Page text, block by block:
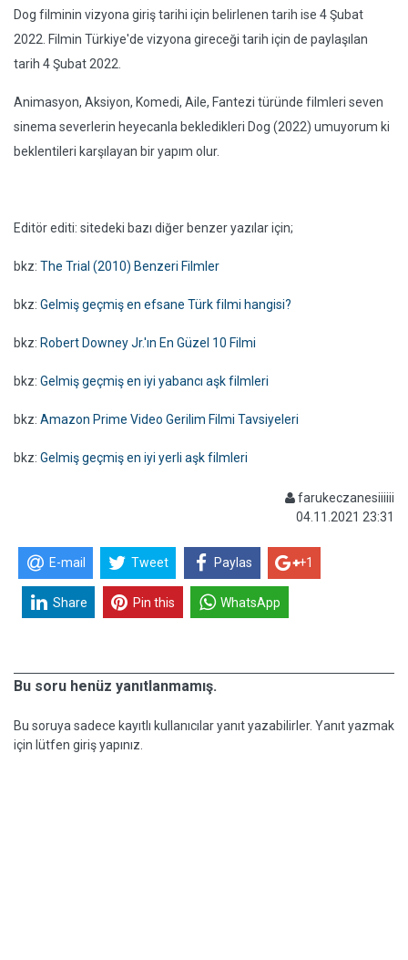
Dog filminin vizyona giriş tarihi için belirlenen tarih ise 4 Şubat
2022. Filmin Türkiye'de vizyona gireceği tarih için de paylaşılan
tarih 4 Şubat 2022.
Animasyon, Aksiyon, Komedi, Aile, Fantezi türünde filmleri seven
sinema severlerin heyecanla bekledikleri Dog (2022) umuyorum ki
beklentileri karşılayan bir yapım olur.
Editör editi: sitedeki bazı diğer benzer yazılar için;
bkz: The Trial (2010) Benzeri Filmler
bkz: Gelmiş geçmiş en efsane Türk filmi hangisi?
bkz: Robert Downey Jr.'ın En Güzel 10 Filmi
bkz: Gelmiş geçmiş en iyi yabancı aşk filmleri
bkz: Amazon Prime Video Gerilim Filmi Tavsiyeleri
bkz: Gelmiş geçmiş en iyi yerli aşk filmleri
farukeczanesiiiiii
04.11.2021 23:31
E-mail Tweet Paylas +1
Share Pin this WhatsApp
Bu soru henüz yanıtlanmamış.
Bu soruya sadece kayıtlı kullanıcılar yanıt yazabilirler. Yanıt yazmak
için lütfen giriş yapınız.